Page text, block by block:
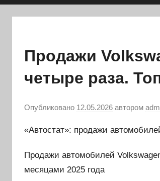
Продажи
четыре раза.
Опубликовано 12.05.2026 автором
«Автостат»: продажи
Продажи автомобилей
месяцами 2025 года